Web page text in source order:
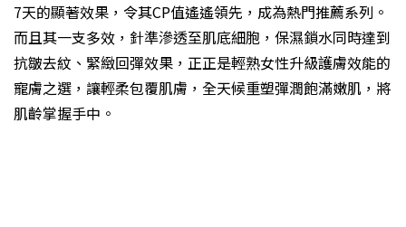
7天的顯著效果，令其CP值遙遙領先，成為熱門推薦系列。
而且其一支多效，針準滲透至肌底細胞，保濕鎖水同時達到
抗皺去紋、緊緻回彈效果，正正是輕熟女性升級護膚效能的
寵膚之選，讓輕柔包覆肌膚，全天候重塑彈潤飽滿嫩肌，將
肌齡掌握手中。